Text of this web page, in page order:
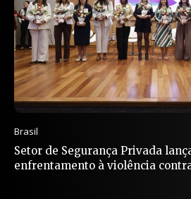
Brasil
Setor de Segurança Privada
enfrentamento à violência